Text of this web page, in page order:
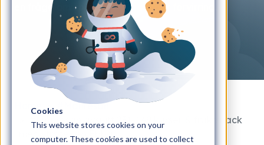
Cookies
This website stores cookies on your
computer. These cookies are used to collect
en fråga om en gaffel som skapar förvirring.
Home
#Månresan
#Månresan avsnitt 231: 149 kurser & fruktsnack
med strategen Ebba